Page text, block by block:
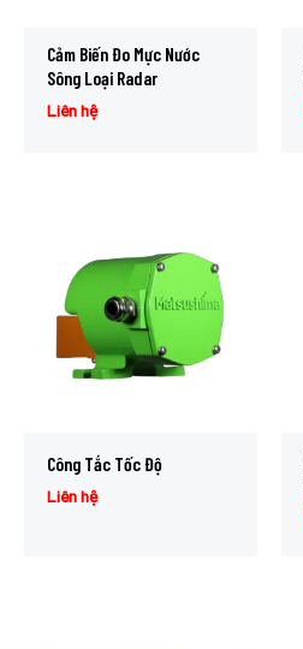
Cảm Biến Đo Mực Nước
Sông Loại Radar
Liên hệ
Công Tắc Tốc Độ
Liên hệ